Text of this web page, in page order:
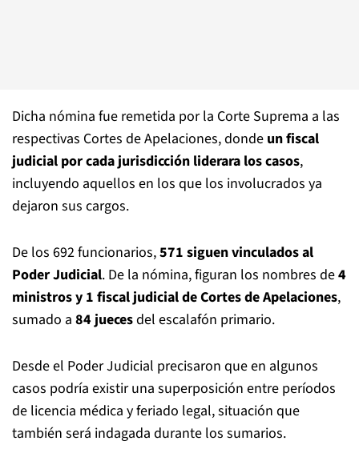
Dicha nómina fue remetida por la Corte Suprema a las
respectivas Cortes de Apelaciones, donde un fiscal
judicial por cada jurisdicción liderara los casos,
incluyendo aquellos en los que los involucrados ya
dejaron sus cargos.
De los 692 funcionarios,571 siguen vinculados al
Poder Judicial. De la nómina, figuran los nombres de4
ministros y 1 fiscal judicial de Cortes de Apelaciones,
sumado a 84 juecesdel escalafón primario.
Desde el Poder Judicial precisaron que en algunos
casos podría existir una superposición entre períodos
de licencia médica y feriado legal, situación que
también será indagada durante los sumarios.